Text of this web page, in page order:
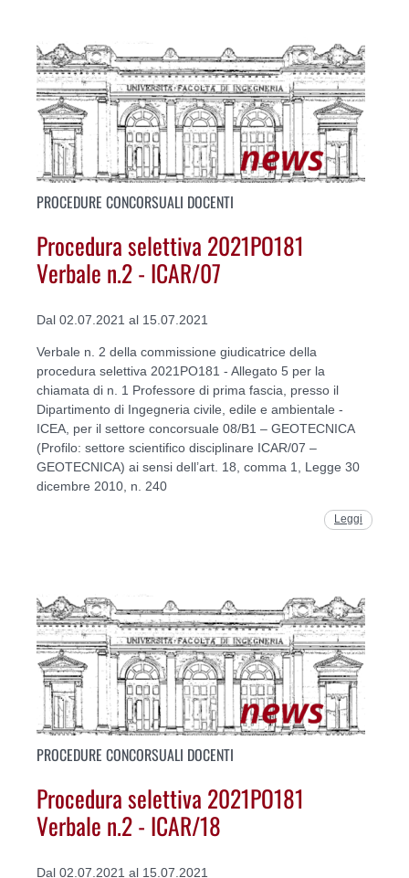
PROCEDURE CONCORSUALI DOCENTI
Procedura selettiva 2021PO181
Verbale n.2 - ICAR/07
Dal 02.07.2021 al 15.07.2021
Verbale n. 2 della commissione giudicatrice della
procedura selettiva 2021PO181 - Allegato 5 per la
chiamata di n. 1 Professore di prima fascia, presso il
Dipartimento di Ingegneria civile, edile e ambientale -
ICEA, per il settore concorsuale 08/B1 – GEOTECNICA
(Profilo: settore scientifico disciplinare ICAR/07 –
GEOTECNICA) ai sensi dell’art. 18, comma 1, Legge 30
dicembre 2010, n. 240
Leggi
PROCEDURE CONCORSUALI DOCENTI
Procedura selettiva 2021PO181
Verbale n.2 - ICAR/18
Dal 02.07.2021 al 15.07.2021